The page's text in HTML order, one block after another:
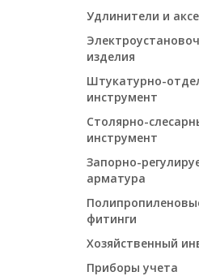
Удлинители и
изделия
Штукатурно-
инструмент
Столярно-
инструмент
Запорно-
арматура
фитинги
Хозяйственный
Приборы учета